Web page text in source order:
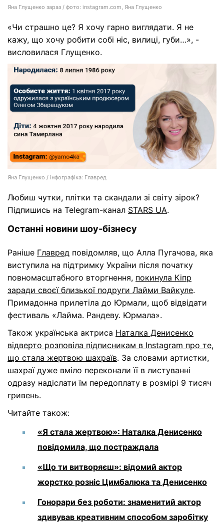
Яна Глущенко зараз / фото: instagram.com, Яна Глущенко
«Чи страшно це? Я хочу гарно виглядати. Я не
кажу, що хочу робити собі ніс, вилиці, губи…», -
висловилася Глущенко.
Яна Глущенко / інфографіка: Главред
Любиш чутки, плітки та скандали зі світу зірок?
Підпишись на Telegram-канал STARS UA.
Останні новини шоу-бізнесу
Раніше Главред повідомляв, що Алла Пугачова, яка
виступила на підтримку України після початку
повномасштабного вторгнення, покинула Кіпр
заради своєї близької подруги Лайми Вайкуле.
Примадонна прилетіла до Юрмали, щоб відвідати
фестиваль «Лайма. Рандеву. Юрмала».
Також українська актриса Наталка Денисенко
відверто розповіла підписникам в Instagram про те,
що стала жертвою шахраїв. За словами артистки,
шахраї дуже вміло переконали її в листуванні
одразу надіслати їм передоплату в розмірі 9 тисяч
гривень.
Читайте також:
«Я стала жертвою»: Наталка Денисенко
повідомила, що постраждала
«Що ти витворяєш»: відомий актор
жорстко розніс Цимбалюка та Денисенко
Гонорари без роботи: знаменитий актор
здивував креативним способом заробітку